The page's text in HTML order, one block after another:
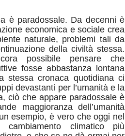
è paradossale. Da decenni è
economica e sociale crea
naturale, problemi tali da
della civiltà stessa.
possibile pensare che
fosse abbastanza lontana
stessa cronaca quotidiana ci
devastanti per l’umanità e la
ciò che appare paradossale è
maggioranza dell’umanità
esempio, è vero che oggi nel
climatico più